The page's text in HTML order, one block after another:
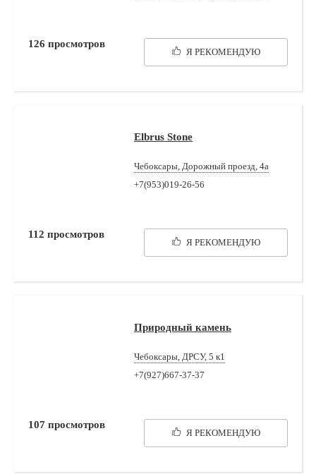
Я РЕКОМЕНДУЮ
126 просмотров
Elbrus Stone
Чебоксары, Дорожный проезд, 4а
+7(953)019-26-56
Я РЕКОМЕНДУЮ
112 просмотров
Природный камень
Чебоксары, ДРСУ, 5 к1
+7(927)667-37-37
Я РЕКОМЕНДУЮ
107 просмотров